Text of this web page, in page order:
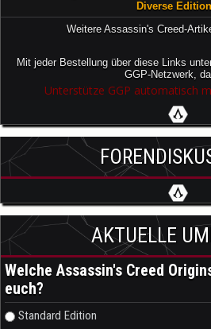
Diverse
Weitere Assassin's Creed-
Mit jeder Bestellung über diese Links
GGP-Netzwerk,
Unterstütze GGP automatisch
AKTUELLE
Welche Assassin's Creed
euch?
Auswahlmöglichkeiten
Standard Edition